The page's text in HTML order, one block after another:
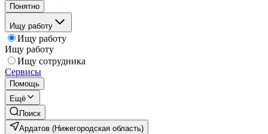
Понятно
Ищу работу
Ищу работу
Ищу работу
Ищу сотрудника
Сервисы
Помощь
Ещё
Поиск
Ардатов (Нижегородская область)